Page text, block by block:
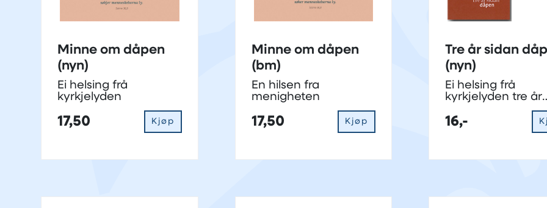
Minne om dåpen
(nyn)
Ei helsing frå
kyrkjelyden
17,50 Kjøp
Minne om dåpen
(bm)
En hilsen fra
menigheten
17,50 Kjøp
Tre år sidan
(nyn)
Ei helsing frå
kyrkjelyden tre år
16,-